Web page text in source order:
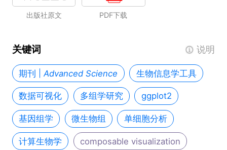
出版社原文 PDF下载
关键词 说明
期刊 Advanced Science 生物信息学工具
数据可视化 多组学研究 ggplot2
基因组学 微生物组 单细胞分析
计算生物学 composable visualization